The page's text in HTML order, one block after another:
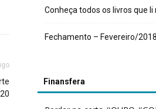
Conheça todos os livros que
Fechamento – Fevereiro/2018
Finansfera